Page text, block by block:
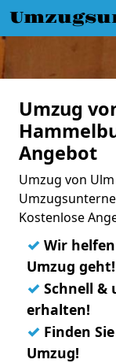
Umzug
Angebot
Umzug von
Kostenlose
✓ Wir
Umzug geht!
✓ Schnell &
erhalten!
✓ Finden
Umzug!